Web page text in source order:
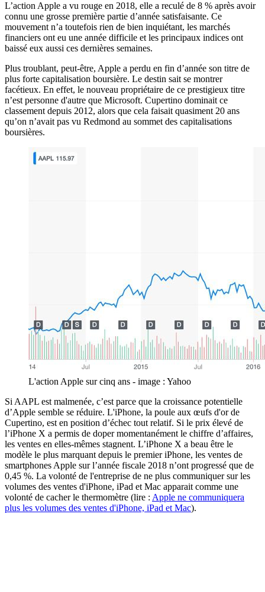
L’action Apple a vu rouge en 2018, elle a reculé de 8 % après avoir
connu une grosse première partie d’année satisfaisante. Ce
mouvement n’a toutefois rien de bien inquiétant, les marchés
financiers ont eu une année difficile et les principaux indices ont
baissé eux aussi ces dernières semaines.
Plus troublant, peut-être, Apple a perdu en fin d’année son titre de
plus forte capitalisation boursière. Le destin sait se montrer
facétieux. En effet, le nouveau propriétaire de ce prestigieux titre
n’est personne d'autre que Microsoft. Cupertino dominait ce
classement depuis 2012, alors que cela faisait quasiment 20 ans
qu’on n’avait pas vu Redmond au sommet des capitalisations
boursières.
L'action Apple sur cinq ans - image : Yahoo
Si AAPL est malmenée, c’est parce que la croissance potentielle
d’Apple semble se réduire. L'iPhone, la poule aux œufs d'or de
Cupertino, est en position d’échec tout relatif. Si le prix élevé de
l’iPhone X a permis de doper momentanément le chiffre d’affaires,
les ventes en elles-mêmes stagnent. L’iPhone X a beau être le
modèle le plus marquant depuis le premier iPhone, les ventes de
smartphones Apple sur l’année fiscale 2018 n’ont progressé que de
0,45 %. La volonté de l'entreprise de ne plus communiquer sur les
volumes des ventes d'iPhone, iPad et Mac apparait comme une
volonté de cacher le thermomètre (lire : Apple ne communiquera
plus les volumes des ventes d'iPhone, iPad et Mac).